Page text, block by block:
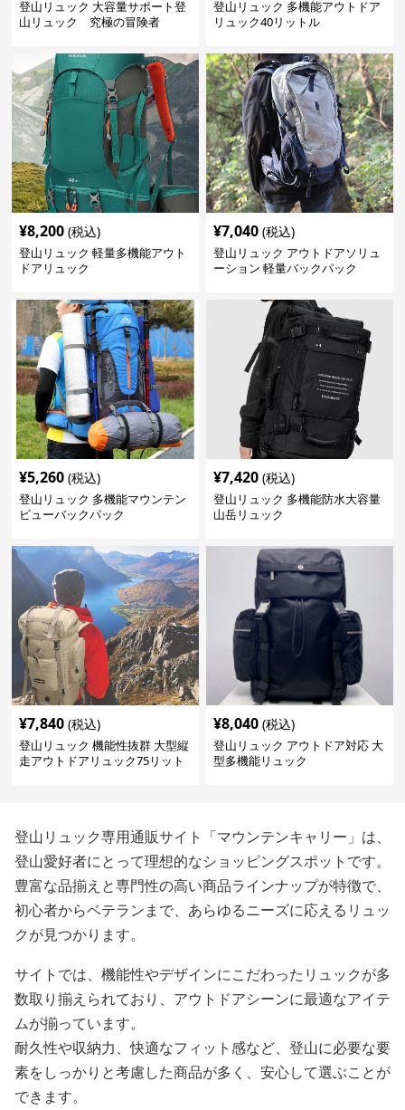
登山リュック 大容量サポート登
山リュック 究極の冒険者
登山リュック 多機能アウトドア
リュック40リットル
¥8,200 (税込)
登山リュック 軽量多機能アウト
ドアリュック
¥7,040 (税込)
登山リュック アウトドアソリュ
ーション 軽量バックパック
¥5,260 (税込)
登山リュック 多機能マウンテン
ビューバックパック
¥7,420 (税込)
登山リュック 多機能防水大容量
山岳リュック
¥7,840 (税込)
登山リュック 機能性抜群 大型縦
走アウトドアリュック75リット
¥8,040 (税込)
登山リュック アウトドア対応 大
型多機能リュック
登山リュック専用通販サイト「マウンテンキャリー」は、
登山愛好者にとって理想的なショッピングスポットです。
豊富な品揃えと専門性の高い商品ラインナップが特徴で、
初心者からベテランまで、あらゆるニーズに応えるリュッ
クが見つかります。
サイトでは、機能性やデザインにこだわったリュックが多
数取り揃えられており、アウトドアシーンに最適なアイテ
ムが揃っています。
耐久性や収納力、快適なフィット感など、登山に必要な要
素をしっかりと考慮した商品が多く、安心して選ぶことが
できます。